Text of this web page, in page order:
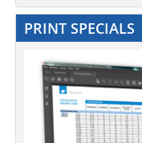
PRINT SPECIALS